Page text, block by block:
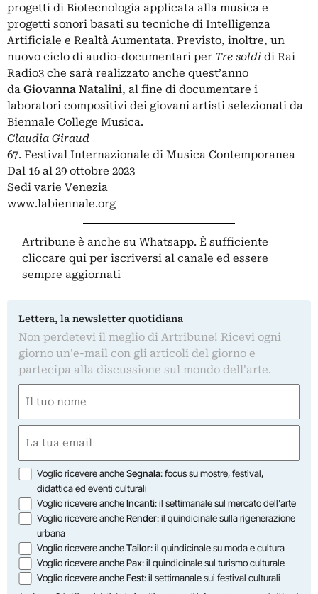
progetti di Biotecnologia applicata alla musica e
progetti sonori basati su tecniche di Intelligenza
Artificiale e Realtà Aumentata. Previsto, inoltre, un
nuovo ciclo di audio-documentari per Tre soldi di Rai
Radio3 che sarà realizzato anche quest’anno
da Giovanna Natalini, al fine di documentare i
laboratori compositivi dei giovani artisti selezionati da
Biennale College Musica.
Claudia Giraud
67. Festival Internazionale di Musica Contemporanea
Dal 16 al 29 ottobre 2023
Sedi varie Venezia
www.labiennale.org
Artribune è anche su Whatsapp. È sufficiente
cliccare qui per iscriversi al canale ed essere
sempre aggiornati
Lettera, la newsletter quotidiana
Non perdetevi il meglio di Artribune! Ricevi ogni
giorno un'e-mail con gli articoli del giorno e
partecipa alla discussione sul mondo dell'arte.
(Required)
First
(Required)
Opzioni
Voglio ricevere ancheSegnala: focus su mostre, festival,
didattica ed eventi culturali
Voglio ricevere ancheIncanti: il settimanale sul mercato dell'arte
Voglio ricevere ancheRender: il quindicinale sulla rigenerazione
urbana
Voglio ricevere ancheTailor: il quindicinale su moda e cultura
Voglio ricevere anchePax: il quindicinale sul turismo culturale
Voglio ricevere ancheFest: il settimanale sui festival culturali